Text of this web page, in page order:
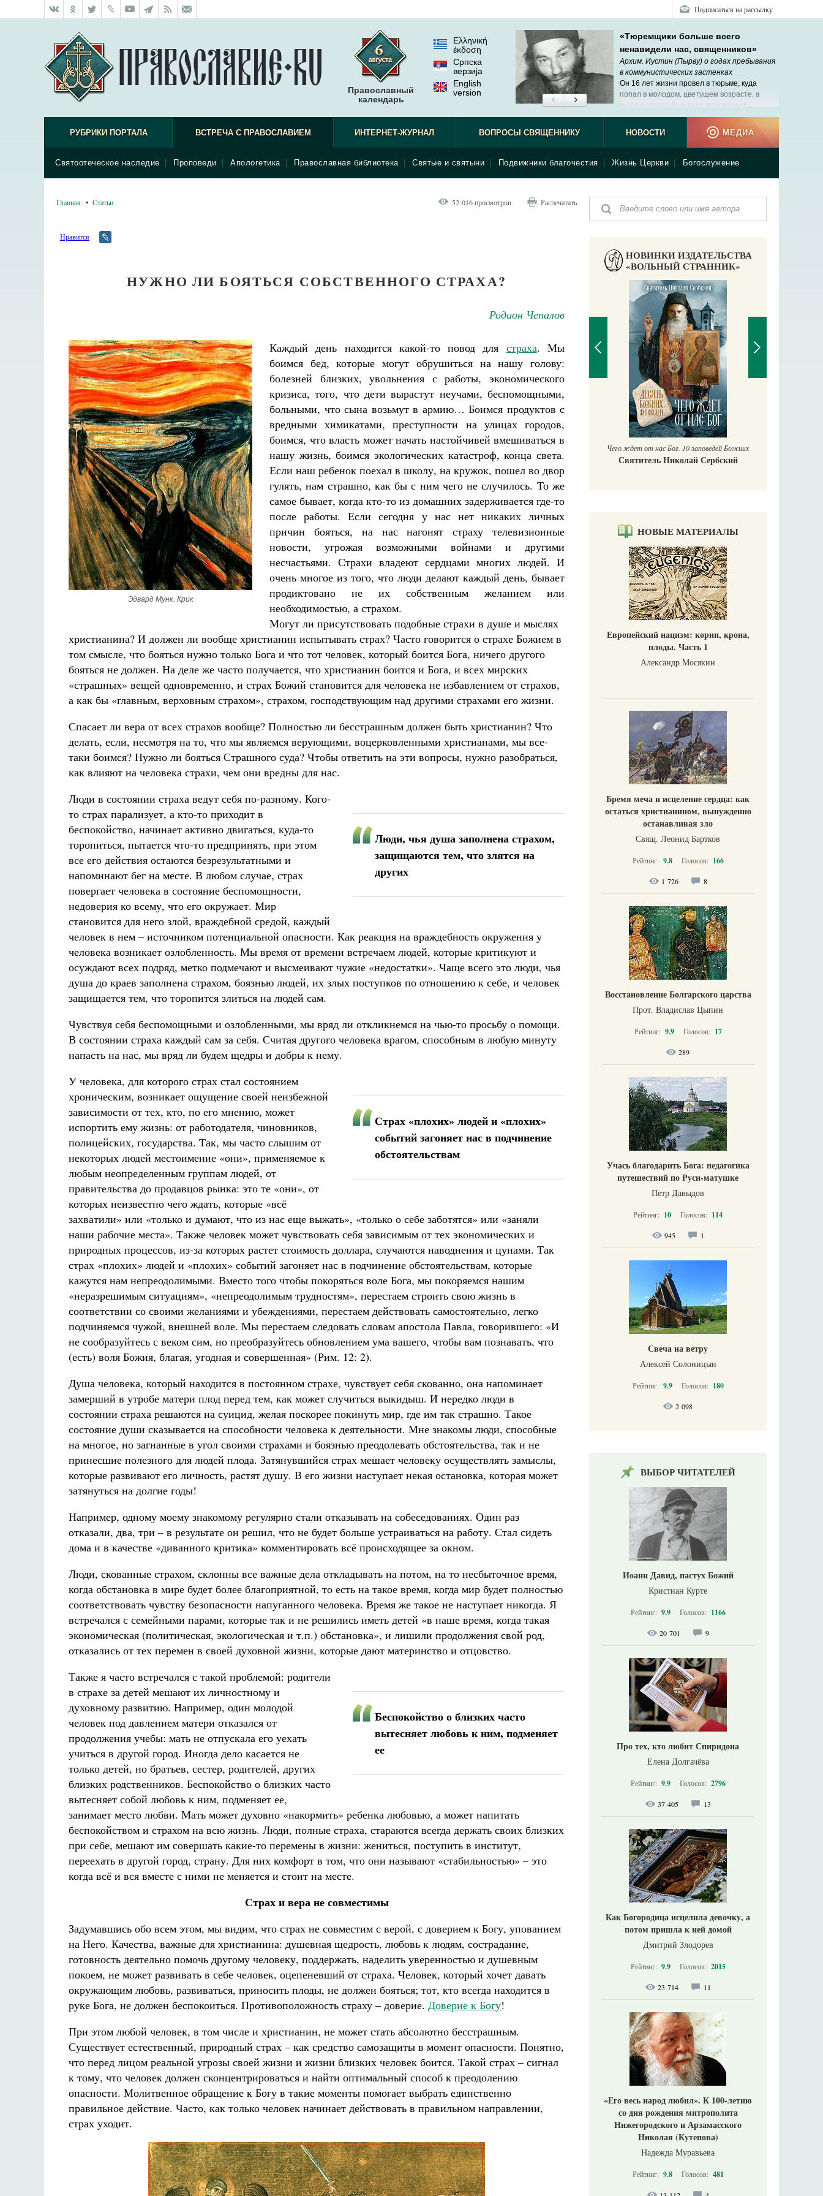
Подписаться на рассылку
Православный
календарь
Ελληνική
έκδοση
Српска
верзиjа
English
version
«Тюремщики больше всего
ненавидели нас, священников»
Архим. Иустин (Пырву) о годах пребывания
в коммунистических застенках
Он 16 лет жизни провел в тюрьме, куда
попал в молодом, цветущем возрасте, а
вышел оттуда больным, полуживым
стариком.
РУБРИКИ ПОРТАЛА ВСТРЕЧА С ПРАВОСЛАВИЕМ
Святоотеческое наследие Проповеди Апологетика Православная библиотека Святые и святыни Подвижники благочестия Жизнь Церкви Богослужение
ИНТЕРНЕТ-ЖУРНАЛ ВОПРОСЫ СВЯЩЕННИКУ НОВОСТИ МЕДИА
Главная Статьи 52 016 просмотров Распечатать
Нравится
НУЖНО ЛИ БОЯТЬСЯ СОБСТВЕННОГО СТРАХА?
Родион Чепалов
Эдвард Мунк. Крик
Каждый день находится какой-то повод для страха. Мы
боимся бед, которые могут обрушиться на нашу голову:
болезней близких, увольнения с работы, экономического
кризиса, того, что дети вырастут неучами, беспомощными,
больными, что сына возьмут в армию… Боимся продуктов с
вредными химикатами, преступности на улицах городов,
боимся, что власть может начать настойчивей вмешиваться в
нашу жизнь, боимся экологических катастроф, конца света.
Если наш ребенок поехал в школу, на кружок, пошел во двор
гулять, нам страшно, как бы с ним чего не случилось. То же
самое бывает, когда кто-то из домашних задерживается где-то
после работы. Если сегодня у нас нет никаких личных
причин бояться, на нас нагонят страху телевизионные
новости, угрожая возможными войнами и другими
несчастьями. Страхи владеют сердцами многих людей. И
очень многое из того, что люди делают каждый день, бывает
продиктовано не их собственным желанием или
необходимостью, а страхом.
Могут ли присутствовать подобные страхи в душе и мыслях
христианина? И должен ли вообще христианин испытывать страх? Часто говорится о страхе Божием в
том смысле, что бояться нужно только Бога и что тот человек, который боится Бога, ничего другого
бояться не должен. На деле же часто получается, что христианин боится и Бога, и всех мирских
«страшных» вещей одновременно, и страх Божий становится для человека не избавлением от страхов,
а как бы «главным, верховным страхом», страхом, господствующим над другими страхами его жизни.
Спасает ли вера от всех страхов вообще? Полностью ли бесстрашным должен быть христианин? Что
делать, если, несмотря на то, что мы являемся верующими, воцерковленными христианами, мы все-
таки боимся? Нужно ли бояться Страшного суда? Чтобы ответить на эти вопросы, нужно разобраться,
как влияют на человека страхи, чем они вредны для нас.
Люди, чья душа заполнена страхом,
защищаются тем, что злятся на
других
Люди в состоянии страха ведут себя по-разному. Кого-
то страх парализует, а кто-то приходит в
беспокойство, начинает активно двигаться, куда-то
торопиться, пытается что-то предпринять, при этом
все его действия остаются безрезультатными и
напоминают бег на месте. В любом случае, страх
повергает человека в состояние беспомощности,
недоверия ко всему, что его окружает. Мир
становится для него злой, враждебной средой, каждый
человек в нем – источником потенциальной опасности. Как реакция на враждебность окружения у
человека возникает озлобленность. Мы время от времени встречаем людей, которые критикуют и
осуждают всех подряд, метко подмечают и высмеивают чужие «недостатки». Чаще всего это люди, чья
душа до краев заполнена страхом, боязнью людей, их злых поступков по отношению к себе, и человек
защищается тем, что торопится злиться на людей сам.
Чувствуя себя беспомощными и озлобленными, мы вряд ли откликнемся на чью-то просьбу о помощи.
В состоянии страха каждый сам за себя. Считая другого человека врагом, способным в любую минуту
напасть на нас, мы вряд ли будем щедры и добры к нему.
Страх «плохих» людей и «плохих»
событий загоняет нас в подчинение
обстоятельствам
У человека, для которого страх стал состоянием
хроническим, возникает ощущение своей неизбежной
зависимости от тех, кто, по его мнению, может
испортить ему жизнь: от работодателя, чиновников,
полицейских, государства. Так, мы часто слышим от
некоторых людей местоимение «они», применяемое к
любым неопределенным группам людей, от
правительства до продавцов рынка: это те «они», от
которых неизвестно чего ждать, которые «всё
захватили» или «только и думают, что из нас еще выжать», «только о себе заботятся» или «заняли
наши рабочие места». Также человек может чувствовать себя зависимым от тех экономических и
природных процессов, из-за которых растет стоимость доллара, случаются наводнения и цунами. Так
страх «плохих» людей и «плохих» событий загоняет нас в подчинение обстоятельствам, которые
кажутся нам непреодолимыми. Вместо того чтобы покоряться воле Бога, мы покоряемся нашим
«неразрешимым ситуациям», «непреодолимым трудностям», перестаем строить свою жизнь в
соответствии со своими желаниями и убеждениями, перестаем действовать самостоятельно, легко
подчиняемся чужой, внешней воле. Мы перестаем следовать словам апостола Павла, говорившего: «И
не сообразуйтесь с веком сим, но преобразуйтесь обновлением ума вашего, чтобы вам познавать, что
(есть) воля Божия, благая, угодная и совершенная» (Рим. 12: 2).
Душа человека, который находится в постоянном страхе, чувствует себя скованно, она напоминает
замерший в утробе матери плод перед тем, как может случиться выкидыш. И нередко люди в
состоянии страха решаются на суицид, желая поскорее покинуть мир, где им так страшно. Такое
состояние души сказывается на способности человека к деятельности. Мне знакомы люди, способные
на многое, но загнанные в угол своими страхами и боязнью преодолевать обстоятельства, так и не
принесшие полезного для людей плода. Затянувшийся страх мешает человеку осуществлять замыслы,
которые развивают его личность, растят душу. В его жизни наступает некая остановка, которая может
затянуться на долгие годы!
Например, одному моему знакомому регулярно стали отказывать на собеседованиях. Один раз
отказали, два, три – в результате он решил, что не будет больше устраиваться на работу. Стал сидеть
дома и в качестве «диванного критика» комментировать всё происходящее за окном.
Люди, скованные страхом, склонны все важные дела откладывать на потом, на то несбыточное время,
когда обстановка в мире будет более благоприятной, то есть на такое время, когда мир будет полностью
соответствовать чувству безопасности напуганного человека. Время же такое не наступает никогда. Я
встречался с семейными парами, которые так и не решились иметь детей «в наше время, когда такая
экономическая (политическая, экологическая и т.п.) обстановка», и лишили продолжения свой род,
отказались от тех перемен в своей духовной жизни, которые дают материнство и отцовство.
Беспокойство о близких часто
вытесняет любовь к ним, подменяет
ее
Также я часто встречался с такой проблемой: родители
в страхе за детей мешают их личностному и
духовному развитию. Например, один молодой
человек под давлением матери отказался от
продолжения учебы: мать не отпускала его уехать
учиться в другой город. Иногда дело касается не
только детей, но братьев, сестер, родителей, других
близких родственников. Беспокойство о близких часто
вытесняет собой любовь к ним, подменяет ее,
занимает место любви. Мать может духовно «накормить» ребенка любовью, а может напитать
беспокойством и страхом на всю жизнь. Люди, полные страха, стараются всегда держать своих близких
при себе, мешают им совершать какие-то перемены в жизни: жениться, поступить в институт,
переехать в другой город, страну. Для них комфорт в том, что они называют «стабильностью» – это
когда всё и вся вместе с ними не меняется и стоит на месте.
Страх и вера не совместимы
Задумавшись обо всем этом, мы видим, что страх не совместим с верой, с доверием к Богу, упованием
на Него. Качества, важные для христианина: душевная щедрость, любовь к людям, сострадание,
готовность деятельно помочь другому человеку, поддержать, наделить уверенностью и душевным
покоем, не может развивать в себе человек, оцепеневший от страха. Человек, который хочет давать
окружающим любовь, развиваться, приносить плоды, не должен бояться; тот, кто всегда находится в
руке Бога, не должен беспокоиться. Противоположность страху – доверие. Доверие к Богу!
При этом любой человек, в том числе и христианин, не может стать абсолютно бесстрашным.
Существует естественный, природный страх – как средство самозащиты в момент опасности. Понятно,
что перед лицом реальной угрозы своей жизни и жизни близких человек боится. Такой страх – сигнал
к тому, что человек должен сконцентрироваться и найти оптимальный способ к преодолению
опасности. Молитвенное обращение к Богу в такие моменты помогает выбрать единственно
правильное действие. Часто, как только человек начинает действовать в правильном направлении,
страх уходит.
НОВИНКИ ИЗДАТЕЛЬСТВА
«ВОЛЬНЫЙ СТРАННИК»
Разлуки не будет
Фредерика де Грааф
Кирилл Мурышев
Великомученик Георгий Победоносец. Научись у
святого
Роман Котов Чего ждет от нас Бог. 10 заповедей Божиих
Святитель Николай Сербский
НОВЫЕ МАТЕРИАЛЫ
Европейский нацизм: корни, крона,
плоды. Часть 1
Александр Мосякин
Бремя меча и исцеление сердца: как
остаться христианином, вынужденно
останавливая зло
Свящ. Леонид Бартков
Рейтинг: 9.8 Голосов: 166
1 726 8
Восстановление Болгарского царства
Прот. Владислав Цыпин
Рейтинг: 9.9 Голосов: 17
289
Учась благодарить Бога: педагогика
путешествий по Руси-матушке
Петр Давыдов
Рейтинг: 10 Голосов: 114
945 1
Свеча на ветру
Алексей Солоницын
Рейтинг: 9.9 Голосов: 180
2 098
ВЫБОР ЧИТАТЕЛЕЙ
Иоанн Давид, пастух Божий
Кристиан Курте
Рейтинг: 9.9 Голосов: 1166
20 701 9
Про тех, кто любит Спиридона
Елена Долгачёва
Рейтинг: 9.9 Голосов: 2796
37 405 13
Как Богородица исцелила девочку, а
потом пришла к ней домой
Дмитрий Злодорев
Рейтинг: 9.9 Голосов: 2015
23 714 11
«Его весь народ любил». К 100-летию
со дня рождения митрополита
Нижегородского и Арзамасского
Николая (Кутепова)
Надежда Муравьева
Рейтинг: 9.8 Голосов: 481